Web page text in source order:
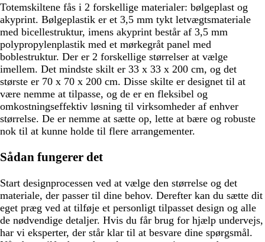
Totemskiltene fås i 2 forskellige materialer: bølgeplast og
akyprint. Bølgeplastik er et 3,5 mm tykt letvægtsmateriale
med bicellestruktur, imens akyprint består af 3,5 mm
polypropylenplastik med et mørkegråt panel med
boblestruktur. Der er 2 forskellige størrelser at vælge
imellem. Det mindste skilt er 33 x 33 x 200 cm, og det
største er 70 x 70 x 200 cm. Disse skilte er designet til at
være nemme at tilpasse, og de er en fleksibel og
omkostningseffektiv løsning til virksomheder af enhver
størrelse. De er nemme at sætte op, lette at bære og robuste
nok til at kunne holde til flere arrangementer.
Sådan fungerer det
Start designprocessen ved at vælge den størrelse og det
materiale, der passer til dine behov. Derefter kan du sætte dit
eget præg ved at tilføje et personligt tilpasset design og alle
de nødvendige detaljer. Hvis du får brug for hjælp undervejs,
har vi eksperter, der står klar til at besvare dine spørgsmål.